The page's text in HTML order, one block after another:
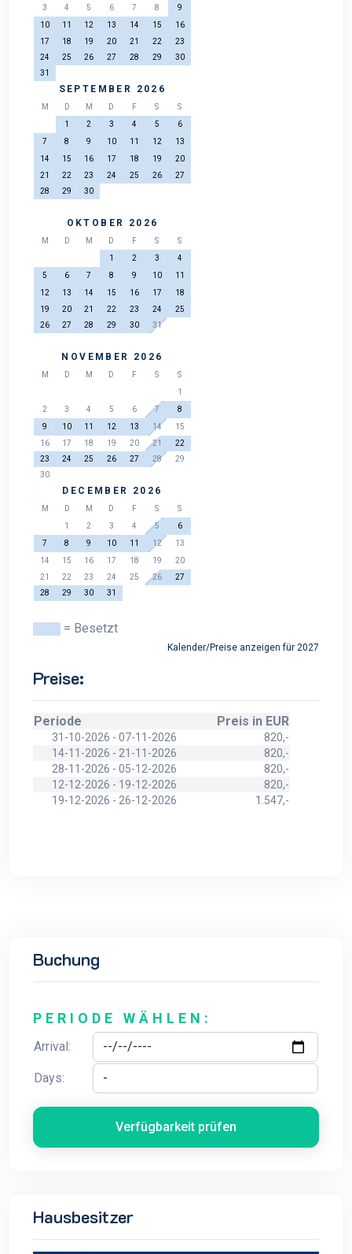
3 4 5 6 7 8
9
10
11 12 13 14 15
16
17
18 19 20 21 22
23
24
25 26 27 28 29
30
31
SEPTEMBER 2026
M D M D F S
S
1
2 3 4 5
6
7
8 9 10 11 12
13
14
15 16 17 18 19
20
21
22 23 24 25 26
27
28
29 30
OKTOBER 2026
M D M D F S
S
1
2 3
4
5
6 7 8 9 10
11
12
13 14 15 16 17
18
19
20 21 22 23 24
25
26
27 28 29 30 31
NOVEMBER 2026
M D M D F S
S
1
2
3 4 5 6 7
8
9
10 11 12 13 14
15
16
17 18 19 20 21
22
23
24 25 26 27 28
29
30
DECEMBER 2026
M D M D F S
S
1
2 3 4 5
6
7
8 9 10 11 12
13
14
15 16 17 18 19
20
21
22 23 24 25 26
27
28
29 30 31
= Besetzt
Kalender/Preise anzeigen für 2027
Preise:
Periode Preis in EUR
31-10-2026 - 07-11-2026
820,-
14-11-2026 - 21-11-2026
820,-
28-11-2026 - 05-12-2026
820,-
12-12-2026 - 19-12-2026
820,-
19-12-2026 - 26-12-2026
1.547,-
Buchung
PERIODE WÄHLEN:
Arrival:
Days:
Verfügbarkeit prüfen
Hausbesitzer